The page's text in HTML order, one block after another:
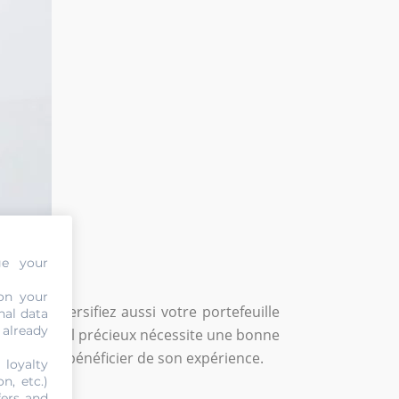
diversifiez aussi votre portefeuille
ce métal précieux nécessite une bonne
, vous fait bénéficier de son expérience.
your
your
data
loyalty
etc.)